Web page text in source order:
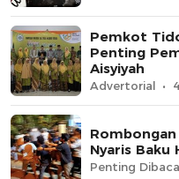
Pemkot
Penting
Aisyiyah
Advertorial
Nyaris Baku
Penting Dibaca